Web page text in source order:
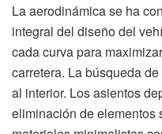
La aerodinámica se ha
integral del diseño del
cada curva para
carretera. La búsqueda
al interior. Los asientos
eliminación de elementos